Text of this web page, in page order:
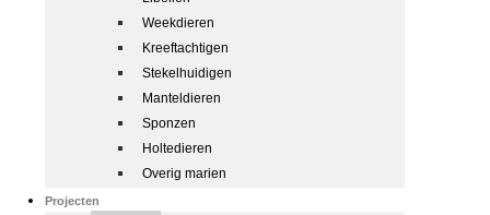
Weekdieren
Kreeftachtigen
Stekelhuidigen
Manteldieren
Sponzen
Holtedieren
Overig marien
Projecten